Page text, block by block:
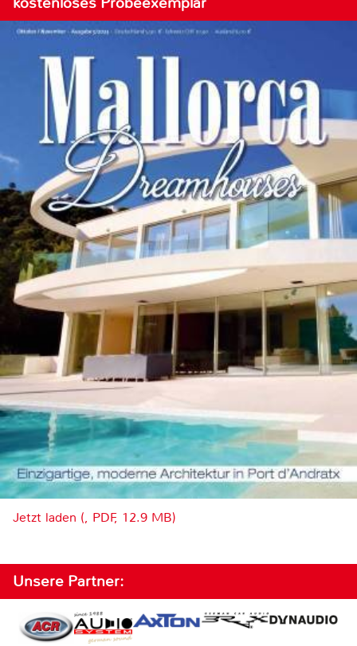
Jetzt laden (, PDF, 12.9 MB)
Unsere Partner: